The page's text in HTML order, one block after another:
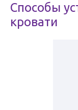
Способы
кровати